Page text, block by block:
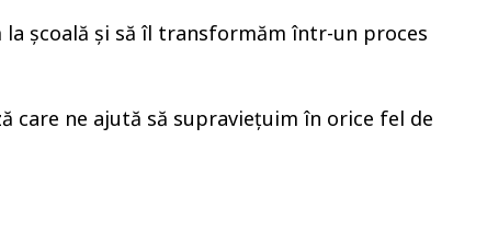
la școală și să îl transformăm într-un proces
care ne ajută să supraviețuim în orice fel de